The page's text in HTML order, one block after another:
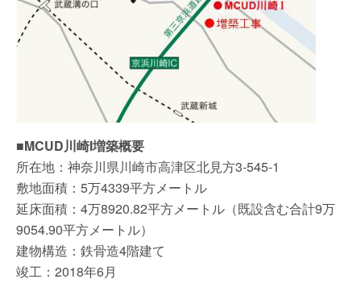
■MCUD川崎I増築概要
所在地：神奈川県川崎市高津区北見方3-545-1
敷地面積：5万4339平方メートル
延床面積：4万8920.82平方メートル（既設含む合計9万
9054.90平方メートル）
建物構造：鉄骨造4階建て
竣工：2018年6月